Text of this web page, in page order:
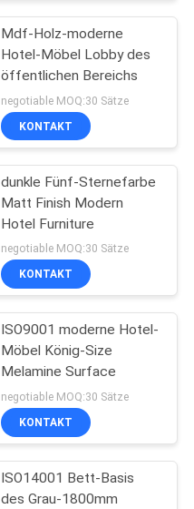
Mdf-Holz-moderne
Hotel-Möbel Lobby des
öffentlichen Bereichs
negotiable MOQ:30 Sätze
KONTAKT
dunkle Fünf-Sternefarbe
Matt Finish Modern
Hotel Furniture
negotiable MOQ:30 Sätze
KONTAKT
ISO9001 moderne Hotel-
Möbel König-Size
Melamine Surface
negotiable MOQ:30 Sätze
KONTAKT
ISO14001 Bett-Basis
des Grau-1800mm